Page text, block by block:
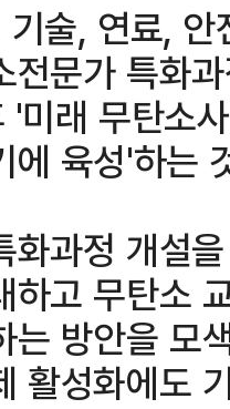
술, 연료,
전문가 특화
미래 무탄소
에 육성'하는
화과정 개설
하고 무탄소
는 방안을 모
활성화에도